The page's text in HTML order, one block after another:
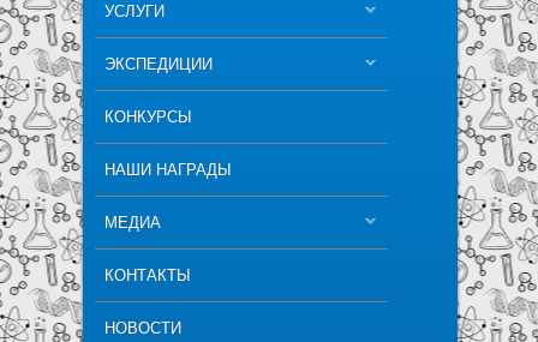
УСЛУГИ
ЭКСПЕДИЦИИ
КОНКУРСЫ
НАШИ НАГРАДЫ
МЕДИА
КОНТАКТЫ
НОВОСТИ